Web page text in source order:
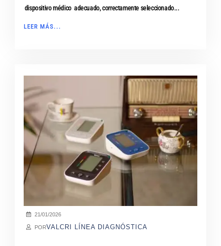
dispositivo médico adecuado, correctamente seleccionado...
LEER MÁS...
21/01/2026
PORVALCRI LÍNEA DIAGNÓSTICA